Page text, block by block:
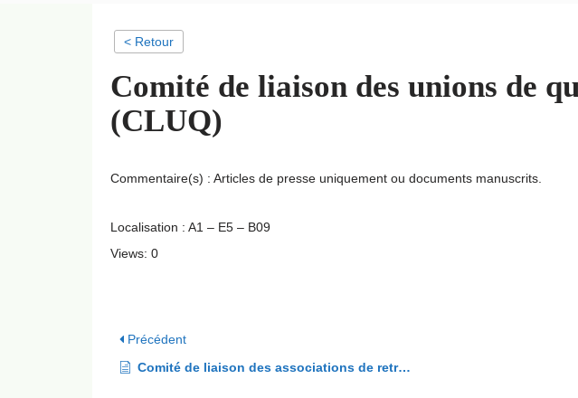
< Retour
Comité de liaison des unions de
(CLUQ)
Commentaire(s) : Articles de presse uniquement ou documents manuscrits.
Localisation : A1 – E5 – B09
Views: 0
Précédent
Comité de liaison des associations de retraités grenoblois (CLARG)